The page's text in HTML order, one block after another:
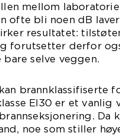
mellom
ofte bli noen dB
resultatet:
forutsetter derfor
selve veggen.
brannklassifiserte
EI30 er et vanlig
Da
noe som stiller